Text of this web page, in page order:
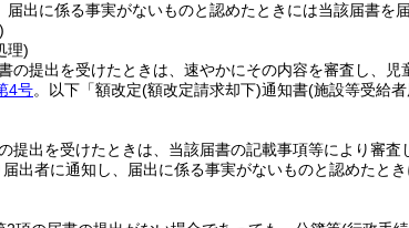
出に係る事実がないものと認めたときには当該届書を
理)
の提出を受けたときは、速やかにその内容を審査し、
4号。以下「額改定(額改定請求却下)通知書(施設等受給
提出を受けたときは、当該届書の記載事項等により審
届出者に通知し、届出に係る事実がないものと認めたと